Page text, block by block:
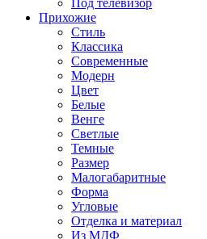
Под телевизор
Прихожие
Стиль
Классика
Современные
Модерн
Цвет
Белые
Венге
Светлые
Темные
Размер
Малогабаритные
Форма
Угловые
Отделка и материал
Из МДФ